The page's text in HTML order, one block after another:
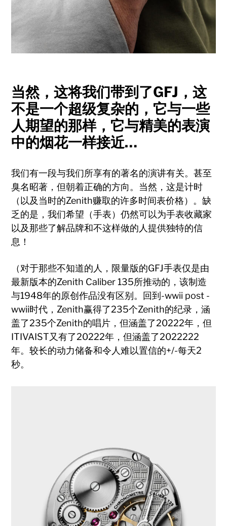
当然，这将我们带到了GFJ，这
不是一个超级复杂的，它与一些
人期望的那样，它与精美的表演
中的烟花一样接近…
我们有一段与我们所享有的著名的演讲有关。甚至
臭名昭著，但朝着正确的方向。当然，这是计时
（以及当时的Zenith赚取的许多时间表价格）。缺
乏的是，我们希望（手表）仍然可以为手表收藏家
以及那些了解品牌和不这样做的人提供独特的信
息！
（对于那些不知道的人，限量版的GFJ手表仅是由
最新版本的Zenith Caliber 135所推动的，该制造
与1948年的原创作品没有区别。回到-wwii post -
wwii时代，Zenith赢得了235个Zenith的纪录，涵
盖了235个Zenith的唱片，但涵盖了20222年，但
ITIVAIST又有了20222年，但涵盖了2022222
年。较长的动力储备和令人难以置信的+/-每天2
秒。